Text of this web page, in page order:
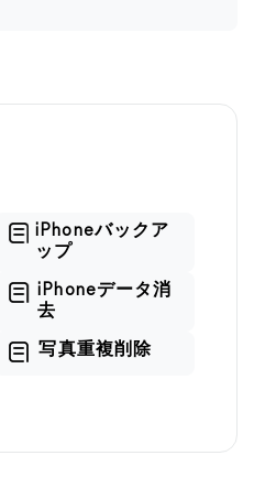
iPhoneバックア
ップ
iPhoneデータ消
去
写真重複削除